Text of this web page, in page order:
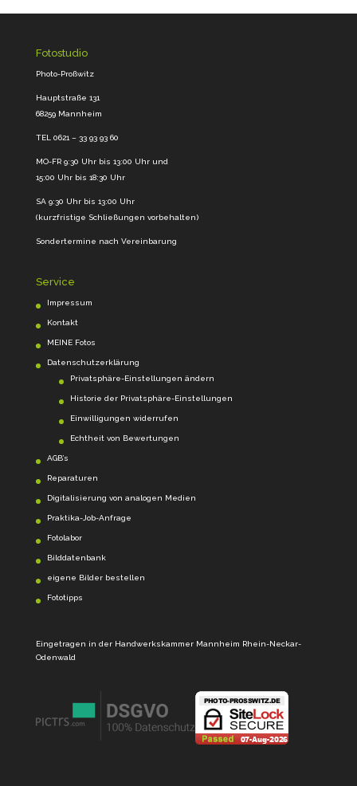
Fotostudio
Photo-Proßwitz
Hauptstraße 131
68259 Mannheim
TEL 0621 – 33 93 93 60
MO-FR 9:30 Uhr bis 13:00 Uhr und
15:00 Uhr bis 18:30 Uhr
SA 9:30 Uhr bis 13:00 Uhr
(kurzfristige Schließungen vorbehalten)
Sondertermine nach Vereinbarung
Service
Impressum
Kontakt
MEINE Fotos
Datenschutzerklärung
Privatsphäre-Einstellungen ändern
Historie der Privatsphäre-Einstellungen
Einwilligungen widerrufen
Echtheit von Bewertungen
AGB’s
Reparaturen
Digitalisierung von analogen Medien
Praktika-Job-Anfrage
Fotolabor
Bilddatenbank
eigene Bilder bestellen
Fototipps
Eingetragen in der Handwerkskammer Mannheim Rhein-Neckar-
Odenwald